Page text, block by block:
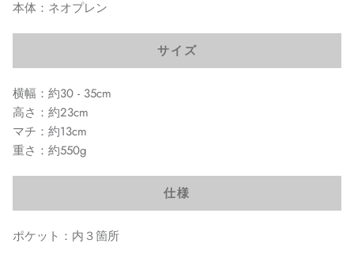
本体：ネオプレン
サイズ
横幅：約30 - 35cm
高さ：約23cm
マチ：約13cm
重さ：約550g
仕様
ポケット：内３箇所